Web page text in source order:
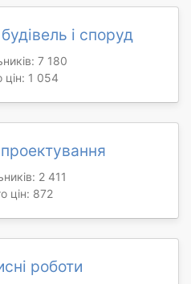
і споруд
7 180
цін: 1 054
2 411
цін: 872
роботи